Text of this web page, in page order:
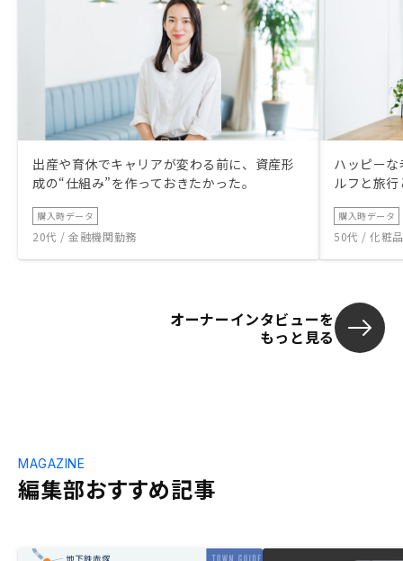
出産や育休でキャリアが変わる前に、資産形
成の“仕組み”を作っておきたかった。
購入時データ
20代 / 金融機関勤務
ハッピー
ルフと旅
購入時データ
50代 / 化粧
オーナーインタビューを
もっと見る
編集部おすすめ記事
MAGAZINE